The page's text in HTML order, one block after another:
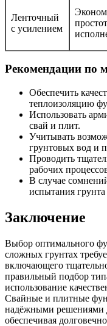
Ленточный
с усилением
Рекомендации по
Обеспечить
теплоизоляцию
Использовать
свай и плит.
Учитывать
грунтовых вод и
Проводить
рабочих
В случае
испытания
Заключение
Выбор оптимального
сложных грунтах
включающего
правильный подбор
использование
Свайные и плитные
надёжными решениями
обеспечивая